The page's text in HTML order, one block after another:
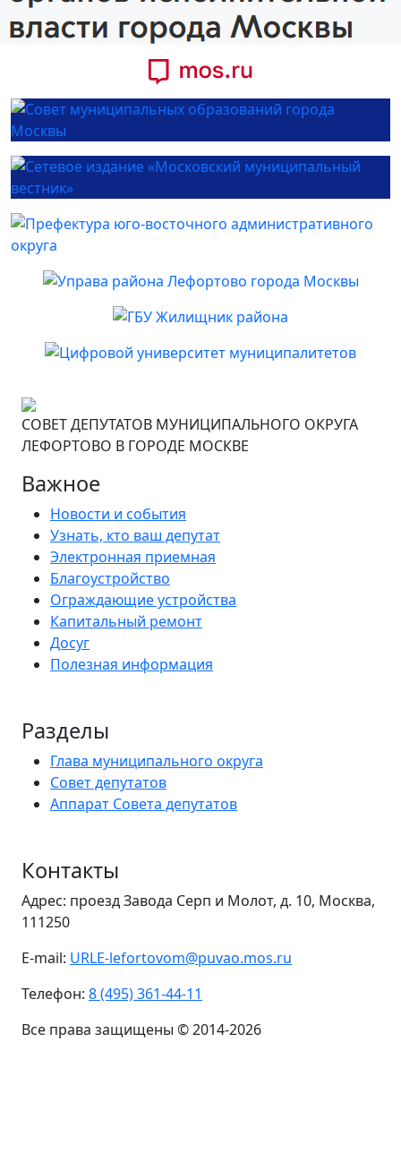
СОВЕТ ДЕПУТАТОВ МУНИЦИПАЛЬНОГО ОКРУГА
ЛЕФОРТОВО В ГОРОДЕ МОСКВЕ
Важное
Новости и события
Узнать, кто ваш депутат
Электронная приемная
Благоустройство
Ограждающие устройства
Капитальный ремонт
Досуг
Полезная информация
Разделы
Глава муниципального округа
Совет депутатов
Аппарат Совета депутатов
Контакты
Адрес: проезд Завода Серп и Молот, д. 10, Москва,
111250
E-mail: URLE-lefortovom@puvao.mos.ru
Телефон: 8 (495) 361-44-11
Все права защищены © 2014-2026